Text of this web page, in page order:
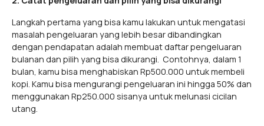
Langkah pertama yang bisa kamu lakukan untuk mengatasi
masalah pengeluaran yang lebih besar dibandingkan
dengan pendapatan adalah membuat daftar pengeluaran
bulanan dan pilih yang bisa dikurangi. Contohnya, dalam 1
bulan, kamu bisa menghabiskan Rp500.000 untuk membeli
kopi. Kamu bisa mengurangi pengeluaran ini hingga 50% dan
menggunakan Rp250.000 sisanya untuk melunasi cicilan
utang.